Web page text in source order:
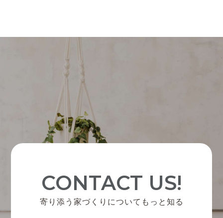
CONTACT US!
寄り添う家づくりについてもっと知る